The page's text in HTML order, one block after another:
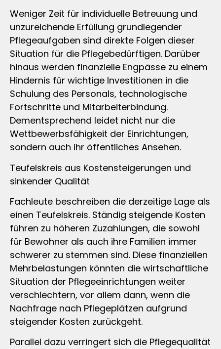
Weniger Zeit für individuelle Betreuung und
unzureichende Erfüllung grundlegender
Pflegeaufgaben sind direkte Folgen dieser
Situation für die Pflegebedürftigen. Darüber
hinaus werden finanzielle Engpässe zu einem
Hindernis für wichtige Investitionen in die
Schulung des Personals, technologische
Fortschritte und Mitarbeiterbindung.
Dementsprechend leidet nicht nur die
Wettbewerbsfähigkeit der Einrichtungen,
sondern auch ihr öffentliches Ansehen.
Teufelskreis aus Kostensteigerungen und
sinkender Qualität
Fachleute beschreiben die derzeitige Lage als
einen Teufelskreis. Ständig steigende Kosten
führen zu höheren Zuzahlungen, die sowohl
für Bewohner als auch ihre Familien immer
schwerer zu stemmen sind. Diese finanziellen
Mehrbelastungen könnten die wirtschaftliche
Situation der Pflegeeinrichtungen weiter
verschlechtern, vor allem dann, wenn die
Nachfrage nach Pflegeplätzen aufgrund
steigender Kosten zurückgeht.
Parallel dazu verringert sich die Pflegequalität